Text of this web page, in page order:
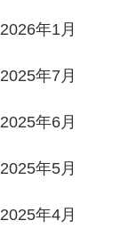
2026年1月
2025年7月
2025年6月
2025年5月
2025年4月